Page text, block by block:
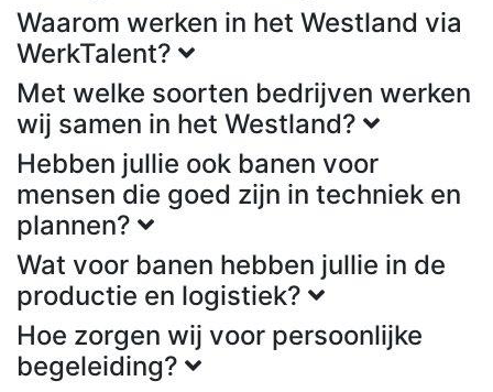
Waarom werken in het Westland via
WerkTalent?
Met welke soorten bedrijven werken
wij samen in het Westland?
Hebben jullie ook banen voor
mensen die goed zijn in techniek en
plannen?
Wat voor banen hebben jullie in de
productie en logistiek?
Hoe zorgen wij voor persoonlijke
begeleiding?